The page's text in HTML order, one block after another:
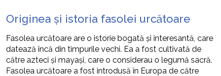
Originea și istoria fasolei urcătoare
Fasolea urcătoare are o istorie bogată și interesantă, care
datează încă din timpurile vechi. Ea a fost cultivată de
către azteci și mayași, care o considerau o legumă sacră.
Fasolea urcătoare a fost introdusă în Europa de către